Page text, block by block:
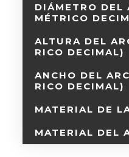
DIÁMETRO DEL
MÉTRICO
ALTURA DEL
RICO DECIMAL)
ANCHO DEL
RICO DECIMAL)
MATERIAL DE
MATERIAL DEL